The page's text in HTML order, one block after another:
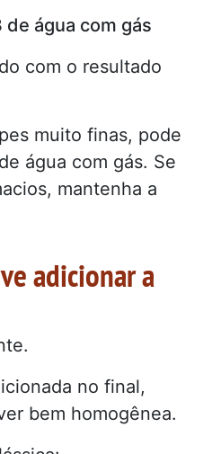
água com gás
com o resultado
muito finas, pode
água com gás. Se
mantenha a
adicionar a
no final,
bem homogênea.